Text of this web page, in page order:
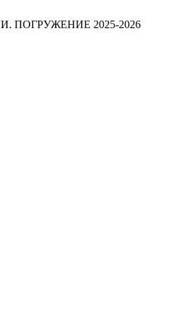
ПОГРУЖЕНИЕ 2025-2026